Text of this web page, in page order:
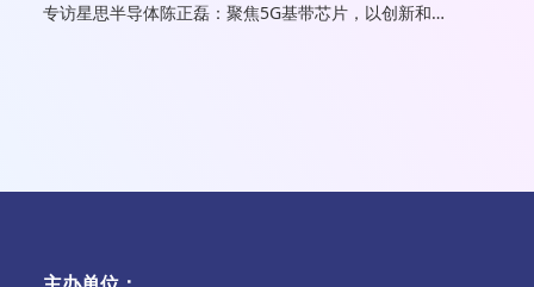
专访星思半导体陈正磊：聚焦5G基带芯片，以创新和专注打磨极致产品